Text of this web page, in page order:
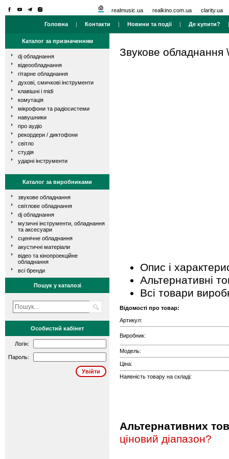
realmusic.ua realkino.com.ua clarity.ua
Головна | Контакти | Новини та події| Де купити?
Каталог за призначенням
dj обладнання
відеообладнання
гітарне обладнання
духові, смичкові інструменти
клавішні і midi
комутація
мікрофони та радіосистеми
навушники
про аудіо
рекордери / диктофони
світло
студія
ударні інструменти
Каталог за виробниками
звукове обладнання
світлове обладнання
dj обладнання
музичні інструменти, обладнання
та аксесуари
сценічне обладнання
акустичні матеріали
відео та кінопроекційне
обладнання
всі бренди
Пошук у каталозі
Особистий кабінет
Логін:
Пароль:
Звукове обладнання
Опис і
Альтернативні
Всі товари
Відомості про товар:
Артикул:
Виробник:
Модель:
Ціна:
Наявність товару на складі:
Альтернативних
ціновий діапазон?